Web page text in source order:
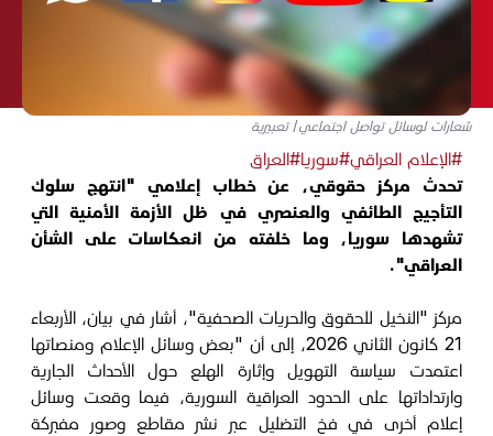
شعارات لوسائل تواصل اجتماعي/ تعبيرية
#الإعلام العراقي#سوريا#العراق
تحدث مركز حقوقي، عن خطاب إعلامي "انتهج سلوك
التأجيج الطائفي والعنصري في ظل الأزمة الأمنية التي
تشهدها سوريا، وما خلفته من انعكاسات على الشأن
العراقي".
مركز "النخيل للحقوق والحريات الصحفية"، أشار في بيان، الأربعاء
21 كانون الثاني 2026، إلى أن "بعض وسائل الإعلام ومنصاتها
اعتمدت سياسة التهويل وإثارة الهلع حول الأحداث الجارية
وارتداداتها على الحدود العراقية السورية، فيما وقعت وسائل
إعلام أخرى في فخ التضليل عبر نشر مقاطع وصور مفبركة